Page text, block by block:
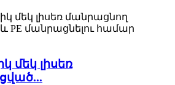
մեկ լիսեռ